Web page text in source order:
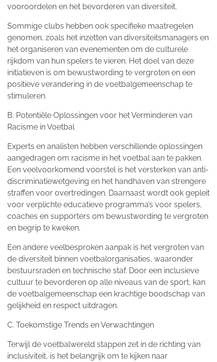
vooroordelen en het bevorderen van diversiteit.
Sommige clubs hebben ook specifieke maatregelen
genomen, zoals het inzetten van diversiteitsmanagers en
het organiseren van evenementen om de culturele
rijkdom van hun spelers te vieren. Het doel van deze
initiatieven is om bewustwording te vergroten en een
positieve verandering in de voetbalgemeenschap te
stimuleren.
B. Potentiële Oplossingen voor het Verminderen van
Racisme in Voetbal
Experts en analisten hebben verschillende oplossingen
aangedragen om racisme in het voetbal aan te pakken.
Een veelvoorkomend voorstel is het versterken van anti-
discriminatiewetgeving en het handhaven van strengere
straffen voor overtredingen. Daarnaast wordt ook gepleit
voor verplichte educatieve programma’s voor spelers,
coaches en supporters om bewustwording te vergroten
en begrip te kweken.
Een andere veelbesproken aanpak is het vergroten van
de diversiteit binnen voetbalorganisaties, waaronder
bestuursraden en technische staf. Door een inclusieve
cultuur te bevorderen op alle niveaus van de sport, kan
de voetbalgemeenschap een krachtige boodschap van
gelijkheid en respect uitdragen.
C. Toekomstige Trends en Verwachtingen
Terwijl de voetbalwereld stappen zet in de richting van
inclusiviteit, is het belangrijk om te kijken naar